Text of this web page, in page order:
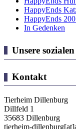
HappyEnds
HappyEnds
In Gedenken
Unsere
Kontakt
Tierheim Dillenburg
Dillfeld 1
35683 Dillenburg
tierheim-